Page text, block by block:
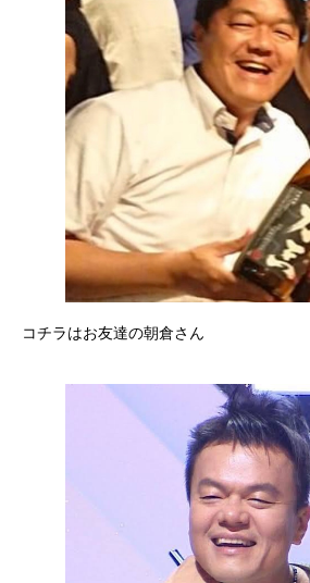
コチラはお友達の朝倉さん